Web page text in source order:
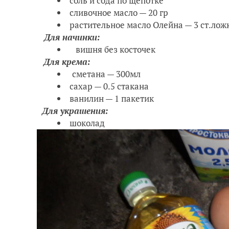
сливочное масло — 20 гр
растительное масло Олейна — 3
Для начинки:
вишня без косточек
Для крема:
сметана — 300мл
сахар — 0.5 стакана
ванилин — 1 пакетик
Для украшения:
шоколад